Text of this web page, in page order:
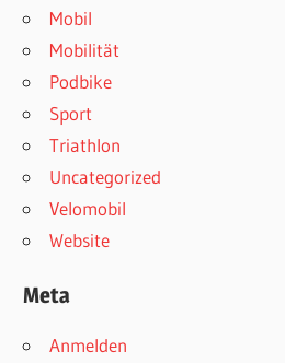
Mobil
Mobilität
Podbike
Sport
Triathlon
Uncategorized
Velomobil
Website
Meta
Anmelden